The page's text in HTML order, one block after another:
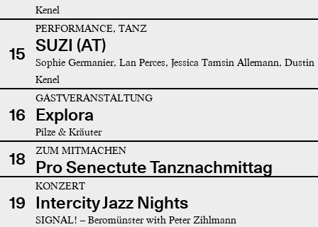
Kenel
15
PERFORMANCE, TANZ
SUZI (AT)
Sophie Germanier, Lan Perces, Jessica Tamsin Allemann, Dustin
Kenel
16
GASTVERANSTALTUNG
Explora
Pilze & Kräuter
18 ZUM MITMACHEN
Pro Senectute Tanznachmittag
19
KONZERT
Intercity Jazz Nights
SIGNAL! – Beromünster with Peter Zihlmann